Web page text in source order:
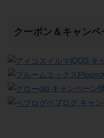
クーポン＆キャンペ
IQOS キ
glo キャンペーン
ベプログ キャ